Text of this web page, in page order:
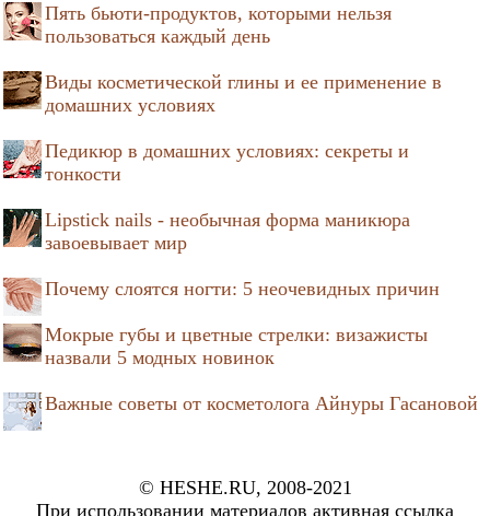
Пять бьюти-продуктов, которыми нельзя
пользоваться каждый день
Виды косметической глины и ее применение в
домашних условиях
Педикюр в домашних условиях: секреты и
тонкости
Lipstick nails - необычная форма маникюра
завоевывает мир
Почему слоятся ногти: 5 неочевидных причин
Мокрые губы и цветные стрелки: визажисты
назвали 5 модных новинок
Важные советы от косметолога Айнуры Гасановой
© HESHE.RU, 2008-2021
При использовании материалов активная ссылка